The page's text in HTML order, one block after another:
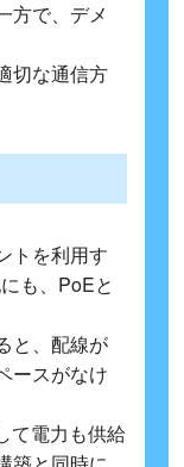
方で、デメ
切な通信方
トを利用す
も、PoEと
と、配線が
ースがなけ
て電力も供給